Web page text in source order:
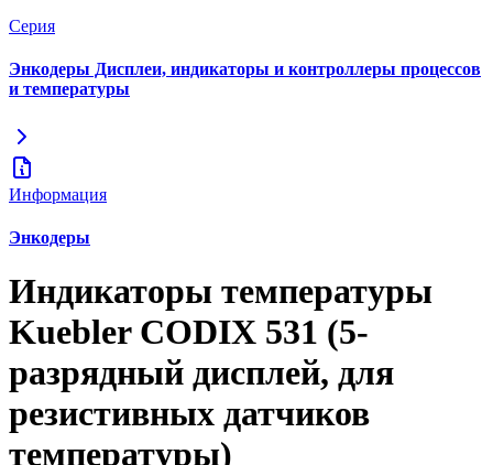
Серия
Энкодеры Дисплеи, индикаторы и контроллеры процессов
и температуры
Информация
Энкодеры
Индикаторы температуры
Kuebler CODIX 531 (5-
разрядный дисплей, для
резистивных датчиков
температуры)